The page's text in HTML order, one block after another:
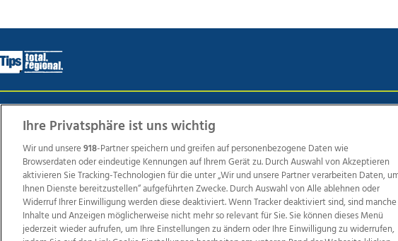
Wir über uns Mediadaten Kontakt
Weitere Angebote
TV1 di-mog-i.at OÖNow Ischler Woche Life Radio
Regionaljobs
Ihre Privatsphäre ist uns wichtig
Wir und unsere918-Partner speichern und greifen auf personenbezogene Daten wie
Browserdaten oder eindeutige Kennungen auf Ihrem Gerät zu. Durch Auswahl von Akzeptieren
aktivieren Sie Tracking-Technologien für die unter „Wir und unsere Partner verarbeiten Daten,
Ihnen Dienste bereitzustellen“ aufgeführten Zwecke. Durch Auswahl von Alle ablehnen oder
Widerruf Ihrer Einwilligung werden diese deaktiviert. Wenn Tracker deaktiviert sind, sind manche
Inhalte und Anzeigen möglicherweise nicht mehr so relevant für Sie. Sie können dieses Menü
jederzeit wieder aufrufen, um Ihre Einstellungen zu ändern oder Ihre Einwilligung zu widerrufen,